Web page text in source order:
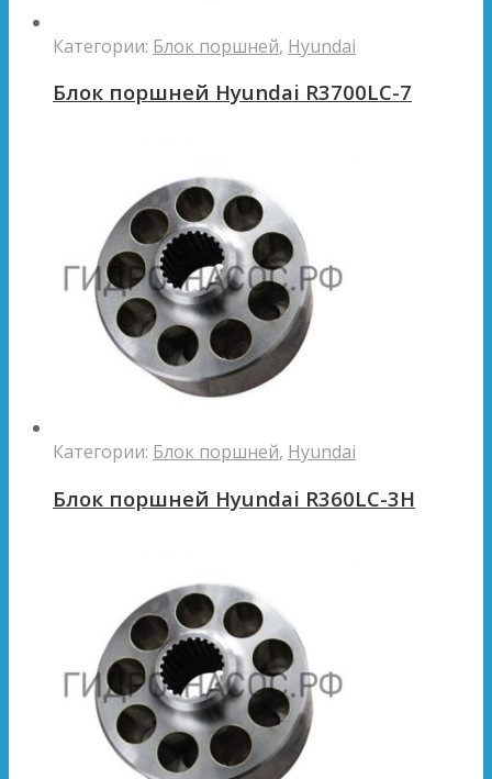
Категории: Блок поршней, Hyundai
Блок поршней Hyundai R3700LC-7
Категории: Блок поршней, Hyundai
Блок поршней Hyundai R360LC-3H